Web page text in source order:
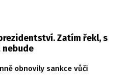
Zatím řekl, s
obnovily sankce vůči